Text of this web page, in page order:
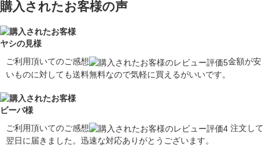
購入されたお客様の声
ヤシの見様
ご利用頂いてのご感想
金額が安
いものに対しても送料無料なので気軽に買えるがいいです。
ビーバ様
ご利用頂いてのご感想
注文して
翌日に届きました。迅速な対応ありがとうございます。